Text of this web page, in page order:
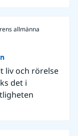
allmänna
liv och rörelse
det i